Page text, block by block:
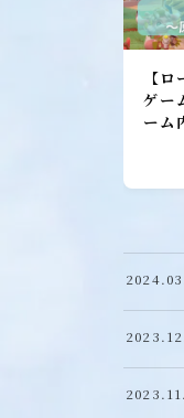
ロ
ロ
【
ゲー
ーム